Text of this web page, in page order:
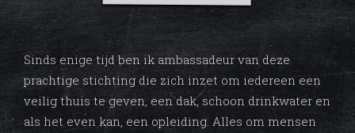
Sinds enige tijd ben ik ambassadeur van deze
prachtige stichting die zich inzet om iedereen een
veilig thuis te geven, een dak, schoon drinkwater en
als het even kan, een opleiding. Alles om mensen